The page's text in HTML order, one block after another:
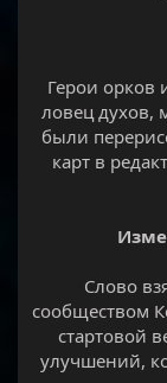
Герои орков
ловец духов,
были
карт в
Слово
сообществом
стартовой
улучшений,